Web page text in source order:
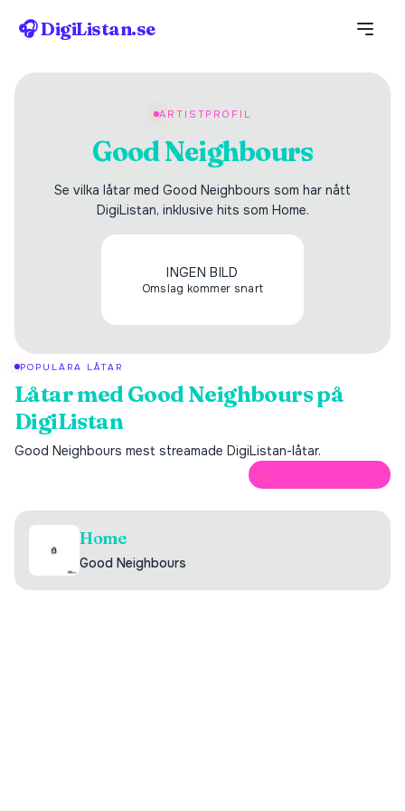
🎧 DigiListan.se
ARTISTPROFIL
Good Neighbours
Se vilka låtar med Good Neighbours som har nått
DigiListan, inklusive hits som Home.
INGEN BILD
Omslag kommer snart
POPULÄRA LÅTAR
Låtar medGood Neighbourspå
DigiListan
Good Neighbours mest streamade DigiListan-låtar.
Home
Good Neighbours